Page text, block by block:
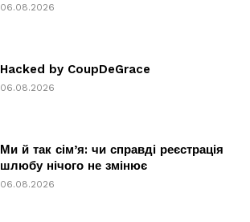
06.08.2026
Hacked by CoupDeGrace
06.08.2026
Ми й так сім’я: чи справді реєстрація
шлюбу нічого не змінює
06.08.2026